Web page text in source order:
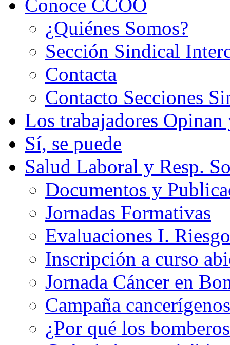
Conoce CCOO
¿Quiénes Somos?
Sección Sindical
Contacta
Contacto Secciones
Los trabajadores Opinan
Sí, se puede
Salud Laboral y Resp.
Documentos y
Jornadas Formativas
Evaluaciones I.
Inscripción a curso
Jornada Cáncer en
Campaña
¿Por qué los